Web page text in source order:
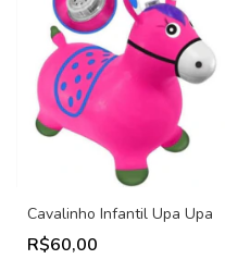
Cavalinho Infantil Upa Upa
R$60,00